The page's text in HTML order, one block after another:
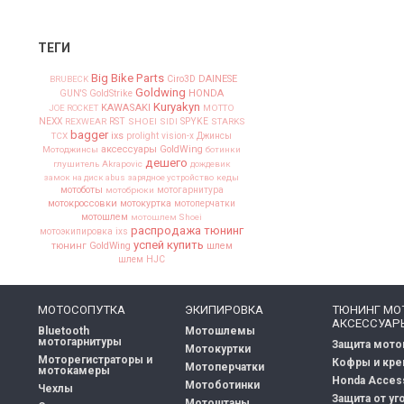
ТЕГИ
BRUBECK Big Bike Parts Ciro3D DAINESE
GUN'S GoldStrike Goldwing HONDA
JOE ROCKET KAWASAKI Kuryakyn MOTTO
NEXX REXWEAR RST SHOEI SIDI SPYKE STARKS
TCX bagger ixs prolight vision-x Джинсы
Мотоджинсы аксессуары GoldWing ботинки
глушитель Akrapovic дешего дождевик
замок на диск abus зарядное устройство кеды
мотоботы мотобрюки мотогарнитура
мотокроссовки мотокуртка мотоперчатки
мотошлем мотошлем Shoei
мотоэкипировка ixs распродажа тюнинг
тюнинг GoldWing успей купить шлем
шлем HJC
МОТОСОПУТКА
Bluetooth
мотогарнитуры
Моторегистраторы и
мотокамеры
Чехлы
ЭКИПИРОВКА
Мотошлемы
Мотокуртки
Мотоперчатки
Мотоботинки
ТЮНИНГ
Защита
Кофры и
Honda
Защита от